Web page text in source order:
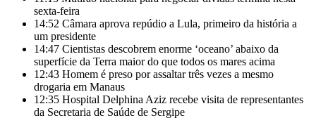
sexta-feira
14:52 Câmara aprova repúdio a Lula, primeiro da história a
um presidente
14:47 Cientistas descobrem enorme ‘oceano’ abaixo da
superfície da Terra maior do que todos os mares acima
12:43 Homem é preso por assaltar três vezes a mesmo
drogaria em Manaus
12:35 Hospital Delphina Aziz recebe visita de representantes
da Secretaria de Saúde de Sergipe